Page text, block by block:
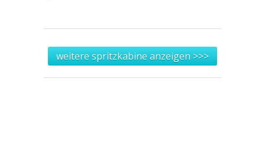
weitere spritzkabine anzeigen >>>